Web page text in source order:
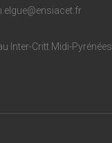
Inter-Critt Midi-Pyrénées